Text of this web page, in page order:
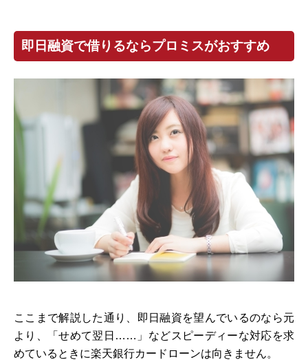
即日融資で借りるならプロミスがおすすめ
ここまで解説した通り、即日融資を望んでいるのなら元
より、「せめて翌日……」などスピーディーな対応を求
めているときに楽天銀行カードローンは向きません。